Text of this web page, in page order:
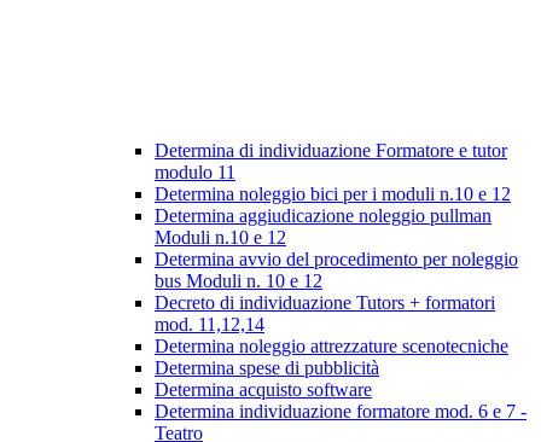
Determina di individuazione Formatore e tutor
modulo 11
Determina noleggio bici per i moduli n.10 e 12
Determina aggiudicazione noleggio pullman
Moduli n.10 e 12
Determina avvio del procedimento per noleggio
bus Moduli n. 10 e 12
Decreto di individuazione Tutors + formatori
mod. 11,12,14
Determina noleggio attrezzature scenotecniche
Determina spese di pubblicità
Determina acquisto software
Determina individuazione formatore mod. 6 e 7 -
Teatro